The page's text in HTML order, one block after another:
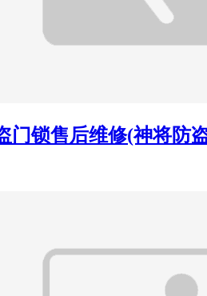
门锁售后维修(神将防